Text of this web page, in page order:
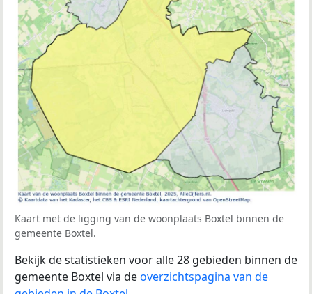
Kaart met de ligging van de woonplaats Boxtel binnen de
gemeente Boxtel.
Bekijk de statistieken voor alle 28 gebieden binnen de
gemeente Boxtel via deoverzichtspagina van de